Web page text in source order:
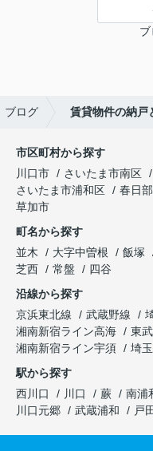
ブログ 賃貸物件の納戸
市区町村から探す
川口市
さいたま市南区
さいたま市浦和区
春日
草加市
町名から探す
並木
大字中曽根 飯塚
芝西
常盤
四谷
沿線から探す
京浜東北線
武蔵野線
湘南新宿ライン高海
東
湘南新宿ライン宇須
埼
駅から探す
西川口
川口 蕨 南浦
川口元郷
武蔵浦和 戸